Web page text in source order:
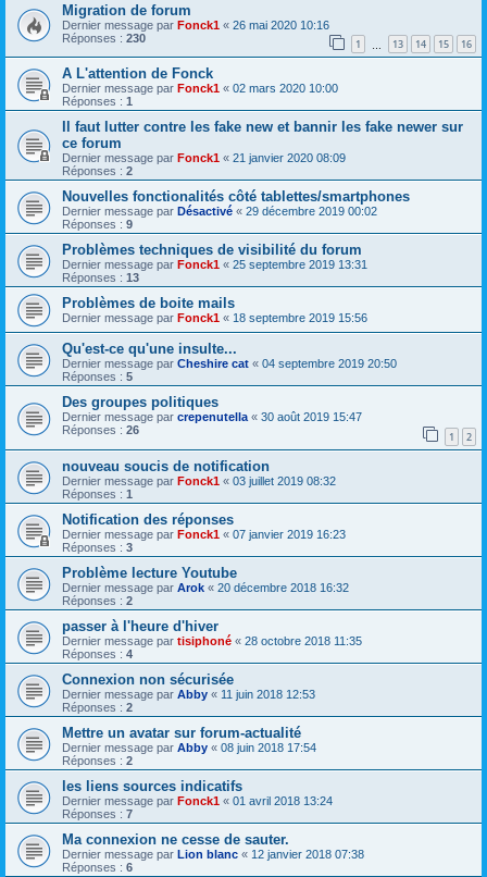
Migration de forum
Dernier message par Fonck1 « 26 mai 2020 10:16
Réponses : 230 1 13 14 15 16
A L'attention de Fonck
Dernier message par Fonck1 « 02 mars 2020 10:00
Réponses : 1
Il faut lutter contre les fake new et bannir les fake newer sur
ce forum
Dernier message par Fonck1 « 21 janvier 2020 08:09
Réponses : 2
Nouvelles fonctionalités côté tablettes/smartphones
Dernier message par Désactivé « 29 décembre 2019 00:02
Réponses : 9
Problèmes techniques de visibilité du forum
Dernier message par Fonck1 « 25 septembre 2019 13:31
Réponses : 13
Problèmes de boite mails
Dernier message par Fonck1 « 18 septembre 2019 15:56
Qu'est-ce qu'une insulte...
Dernier message par Cheshire cat « 04 septembre 2019 20:50
Réponses : 5
Des groupes politiques
Dernier message par crepenutella« 30 août 2019 15:47
Réponses : 26 1 2
nouveau soucis de notification
Dernier message par Fonck1 « 03 juillet 2019 08:32
Réponses : 1
Notification des réponses
Dernier message par Fonck1 « 07 janvier 2019 16:23
Réponses : 3
Problème lecture Youtube
Dernier message par Arok « 20 décembre 2018 16:32
Réponses : 2
passer à l'heure d'hiver
Dernier message par tisiphoné « 28 octobre 2018 11:35
Réponses : 4
Connexion non sécurisée
Dernier message par Abby « 11 juin 2018 12:53
Réponses : 2
Mettre un avatar sur forum-actualité
Dernier message par Abby « 08 juin 2018 17:54
Réponses : 2
les liens sources indicatifs
Dernier message par Fonck1 « 01 avril 2018 13:24
Réponses : 7
Ma connexion ne cesse de sauter.
Dernier message par Lion blanc « 12 janvier 2018 07:38
Réponses : 6